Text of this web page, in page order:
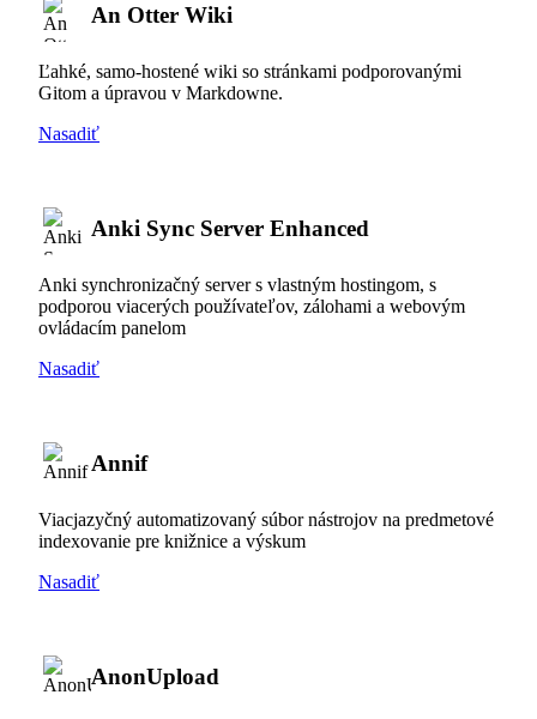
An Otter Wiki
Ľahké, samo-hostené wiki so stránkami podporovanými
Gitom a úpravou v Markdowne.
Nasadiť
Anki Sync Server Enhanced
Anki synchronizačný server s vlastným hostingom, s
podporou viacerých používateľov, zálohami a webovým
ovládacím panelom
Nasadiť
Annif
Viacjazyčný automatizovaný súbor nástrojov na predmetové
indexovanie pre knižnice a výskum
Nasadiť
AnonUpload